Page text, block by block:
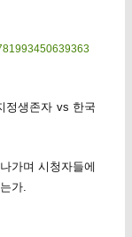
정생존자 vs 한국
가며 시청자들에
가.